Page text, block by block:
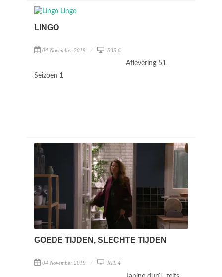
LINGO
04 November 2019 SBS 6
Aflevering 51,
Seizoen 1
GOEDE TIJDEN, SLECHTE TIJDEN
04 November 2019 RTL 4